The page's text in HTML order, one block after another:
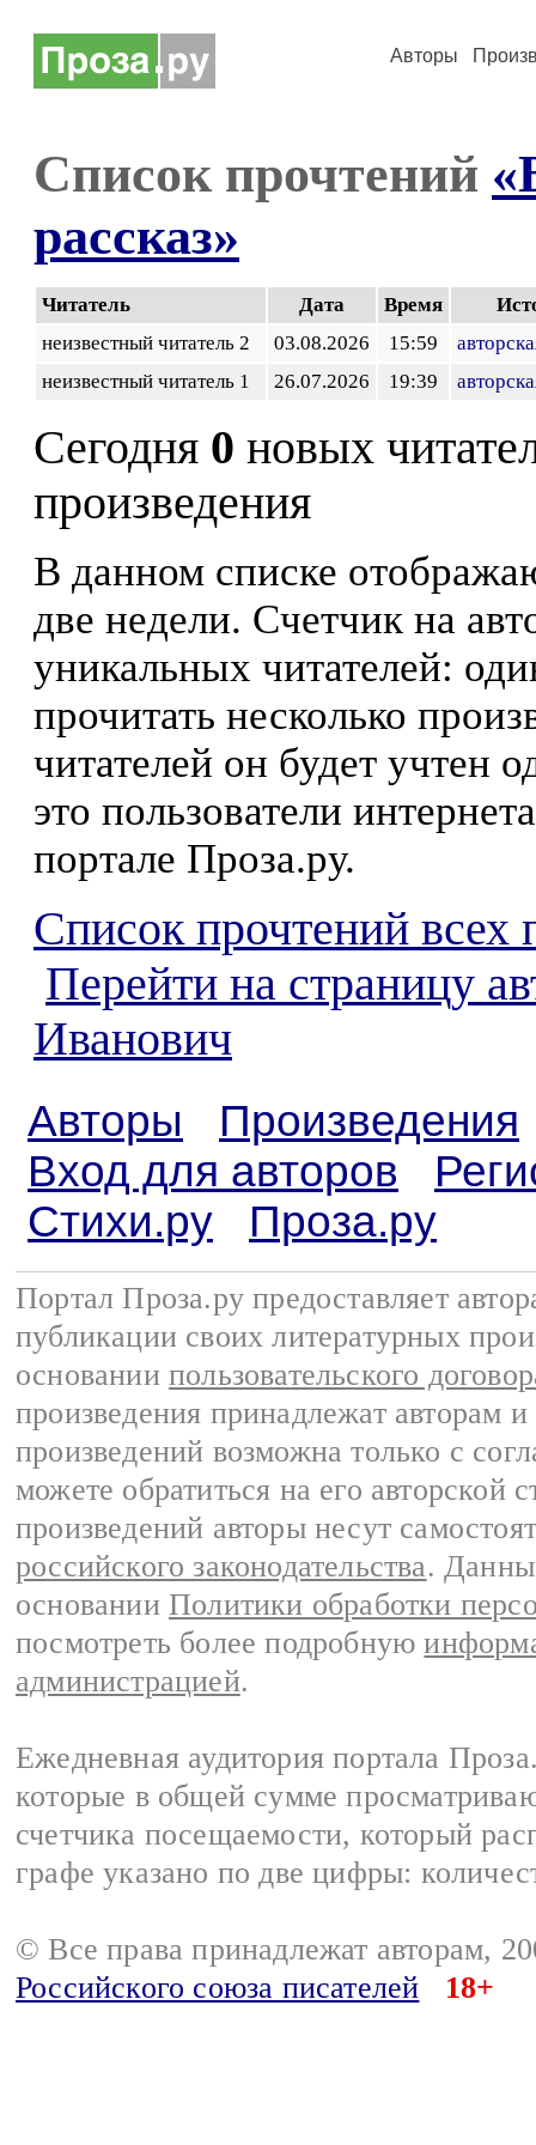
Авторы
Список прочтений
рассказ»
Читатель Дата Время
неизвестный читатель 2
03.08.2026 15:59
неизвестный читатель 1
26.07.2026 19:39
Сегодня 0 новых
произведения
В данном списке
две недели. Счетчик на
уникальных читателей:
прочитать несколько
читателей он будет учтен
это пользователи
портале Проза.ру.
Список прочтений всех
Перейти на страницу
Иванович
Авторы
Произведения
Вход для авторов
Стихи.ру
Проза.ру
Портал Проза.ру предоставляет
публикации своих литературных
основании пользовательского
произведения принадлежат авторам
произведений возможна только с
можете обратиться на его авторской
произведений авторы несут
российского законодательства.
основании Политики обработки
посмотреть более подробную
администрацией.
Ежедневная аудитория портала
которые в общей сумме
счетчика посещаемости, который
графе указано по две цифры:
© Все права принадлежат авторам,
Российского союза писателей
18+